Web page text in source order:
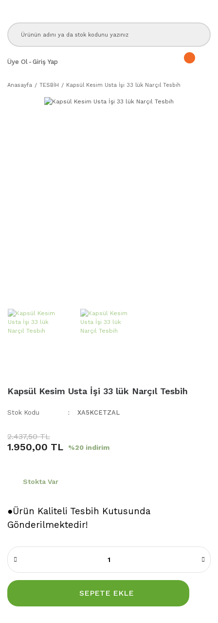
Üye Ol - Giriş Yap
Anasayfa TESBİH Kapsül Kesim Usta İşi 33 lük Narçıl Tesbih
Kapsül Kesim Usta İşi 33 lük Narçıl Tesbih
Stok Kodu XA5KCETZAL
2.437,50 TL
1.950,00 TL %20 indirim
Stokta Var
●Ürün Kaliteli Tesbih Kutusunda
Gönderilmektedir!
SEPETE EKLE